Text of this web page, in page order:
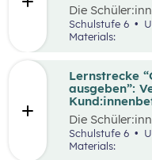
Die
Familie und
Budget pro
der Einkauf
der Speise. Im
Schätzungen
miteinander
beim Einkauf
Schulstufe 6
Materials:
Lernstrecke
ausgeben”:
Die
paarweise
den
Schulstufe 6
Materials: